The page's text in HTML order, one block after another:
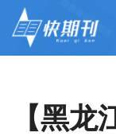
【黑龙